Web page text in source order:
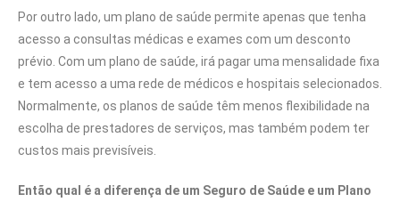
Por outro lado, um plano de saúde permite apenas que tenha
acesso a consultas médicas e exames com um desconto
prévio. Com um plano de saúde, irá pagar uma mensalidade fixa
e tem acesso a uma rede de médicos e hospitais selecionados.
Normalmente, os planos de saúde têm menos flexibilidade na
escolha de prestadores de serviços, mas também podem ter
custos mais previsíveis.
Então qual é a diferença de um Seguro de Saúde e um Plano